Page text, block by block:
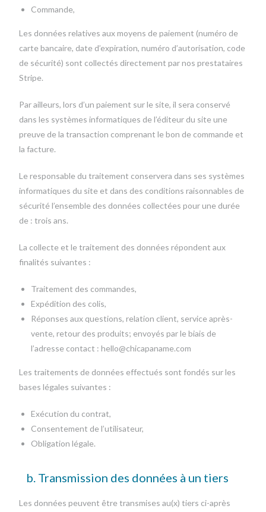
Commande,
Les données relatives aux moyens de paiement (numéro de
carte bancaire, date d’expiration, numéro d’autorisation, code
de sécurité) sont collectés directement par nos prestataires
Stripe.
Par ailleurs, lors d’un paiement sur le site, il sera conservé
dans les systèmes informatiques de l’éditeur du site une
preuve de la transaction comprenant le bon de commande et
la facture.
Le responsable du traitement conservera dans ses systèmes
informatiques du site et dans des conditions raisonnables de
sécurité l’ensemble des données collectées pour une durée
de : trois ans.
La collecte et le traitement des données répondent aux
finalités suivantes :
Traitement des commandes,
Expédition des colis,
Réponses aux questions, relation client, service après-
vente, retour des produits; envoyés par le biais de
l’adresse contact : hello@chicapaname.com
Les traitements de données effectués sont fondés sur les
bases légales suivantes :
Exécution du contrat,
Consentement de l’utilisateur,
Obligation légale.
b. Transmission des données à un tiers
Les données peuvent être transmises au(x) tiers ci-après